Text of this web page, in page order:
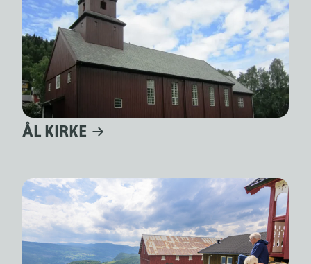
ÅL KIRKE